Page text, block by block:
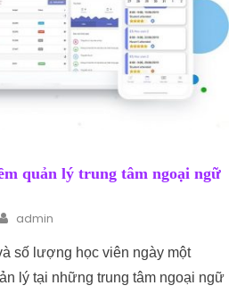
quản lý trung tâm ngoại ngữ
Author
admin
số lượng học viên ngày một
lý tại những trung tâm ngoại ngữ